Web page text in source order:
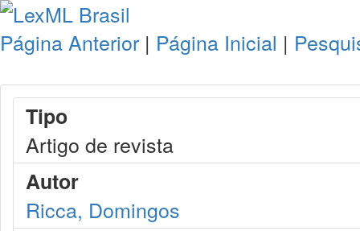
Página Anterior | Página Inicial |
Tipo
Artigo de revista
Autor
Ricca, Domingos